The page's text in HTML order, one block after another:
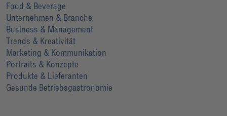
Food & Beverage
Unternehmen & Branche
Business & Management
Trends & Kreativität
Marketing & Kommunikation
Portraits & Konzepte
Produkte & Lieferanten
Gesunde Betriebsgastronomie